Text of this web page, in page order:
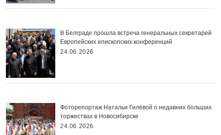
В Белграде прошла встреча генеральных секретарей
Европейских епископских конференций
24.06.2026
Фоторепортаж Натальи Гилёвой о недавних больших
торжествах в Новосибирске
24.06.2026